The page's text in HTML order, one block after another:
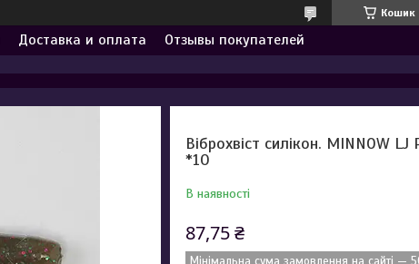
Кошик
Доставка и оплата Отзывы покупателей
Віброхвіст силікон. MINNOW
*10
В наявності
87,75 ₴